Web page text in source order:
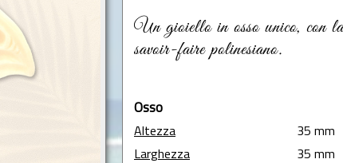
Un gioiello in osso unico, con
savoir-faire polinesiano.
Osso
Altezza
35 mm
Larghezza
35 mm